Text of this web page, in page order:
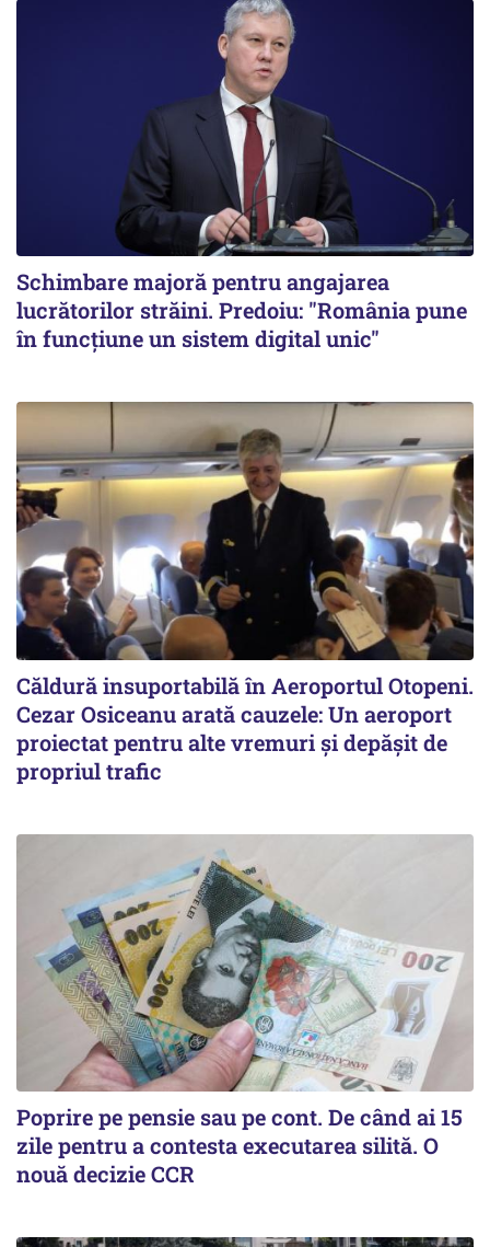
Schimbare majoră pentru angajarea
lucrătorilor străini. Predoiu: "România pune
în funcțiune un sistem digital unic"
Căldură insuportabilă în Aeroportul Otopeni.
Cezar Osiceanu arată cauzele: Un aeroport
proiectat pentru alte vremuri și depășit de
propriul trafic
Poprire pe pensie sau pe cont. De când ai 15
zile pentru a contesta executarea silită. O
nouă decizie CCR